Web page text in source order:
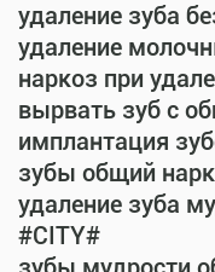
удаление зуба
удаление
наркоз при
вырвать зуб с
имплантация
зубы общий
удаление зуба
#CITY#